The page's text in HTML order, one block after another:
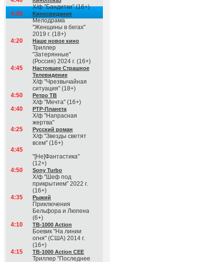
Х/ф "Бандитки" (16+)
4:00
Киносвидание
Мелодрама
"Женщины в бегах"
2019 г. (18+)
4:20
Наше новое кино
Триллер
"Затерянные"
(Россия) 2024 г. (16+)
4:45
Настоящее Страшное
Телевидение
Х/ф "Чрезвычайная
ситуация" (18+)
4:50
Ретро ТВ
Х/ф "Мечта" (16+)
4:40
РТР-Планета
Х/ф "Напрасная
жертва"
4:25
Русский роман
Х/ф "Звезды светят
всем" (16+)
4:45
"[Не]Фантастика"
(12+)
4:50
Sony Turbo
Х/ф "Шеф под
прикрытием" 2022 г.
(16+)
4:35
Рыжий
Приключения
Бельфора и Люпена
(6+)
4:10
ТВ-1000 Action
Боевик "На линии
огня" (США) 2014 г.
(16+)
4:15
ТВ-1000 Action CEE
Триллер "Последнее